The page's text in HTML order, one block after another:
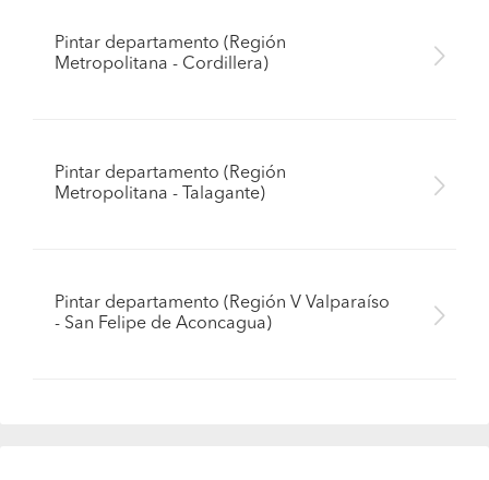
Pintar departamento (Región
Metropolitana - Cordillera)
Pintar departamento (Región
Metropolitana - Talagante)
Pintar departamento (Región V Valparaíso
- San Felipe de Aconcagua)